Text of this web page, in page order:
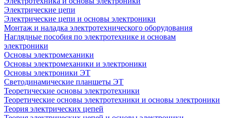
Электрические цепи
Электрические цепи и основы электроники
Монтаж и наладка электротехнического оборудования
Наглядные пособия по электротехнике и основам
электроники
Основы электромеханики
Основы электромеханики и электроники
Основы электроники ЭТ
Светодинамические планшеты ЭТ
Теоретические основы электротехники
Теоретические основы электротехники и основы электроники
Теория электрических цепей